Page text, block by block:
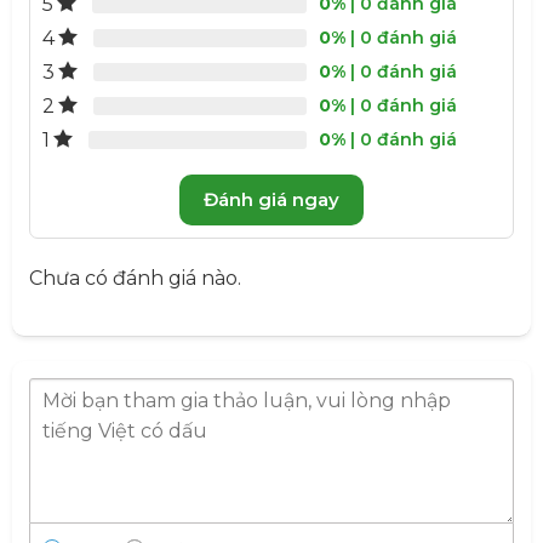
cho trà ngấm nước và tiết ra tinh chất rồi thưởng
thức.
Uống lạnh:
Lọc xác trà lấy nước bỏ vào tủ lạnh
dùng dần hoặc thêm đá và lắc/ khuấy đều.
4 0% | 0 đánh giá
3 0% | 0 đánh giá
2 0% | 0 đánh giá
1 0% | 0 đánh giá
Đánh giá ngay
Chưa có đánh giá nào.